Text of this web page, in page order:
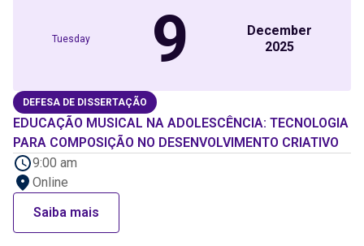
Tuesday 9
December
2025
DEFESA DE DISSERTAÇÃO
EDUCAÇÃO MUSICAL NA ADOLESCÊNCIA: TECNOLOGIA
PARA COMPOSIÇÃO NO DESENVOLVIMENTO CRIATIVO
9:00 am
Online
Saiba mais